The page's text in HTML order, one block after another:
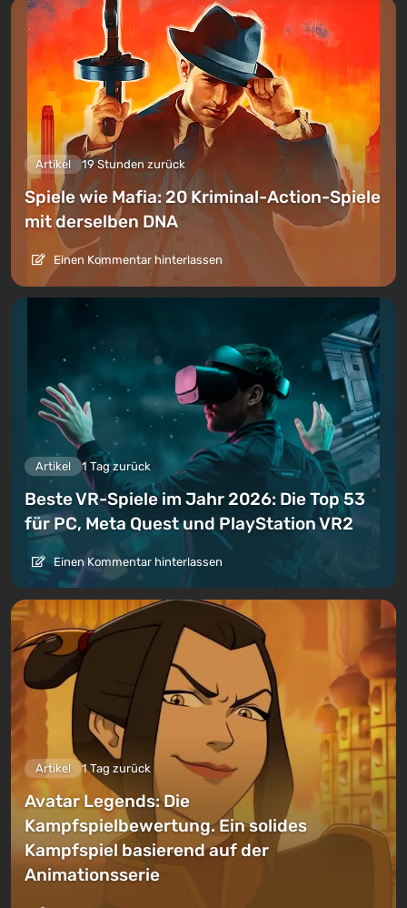
Artikel 19 Stunden zurück
Spiele wie Mafia: 20 Kriminal-Action-Spiele
mit derselben DNA
Einen Kommentar hinterlassen
Artikel 1 Tag zurück
Beste VR-Spiele im Jahr 2026: Die Top 53
für PC, Meta Quest und PlayStation VR2
Einen Kommentar hinterlassen
Artikel 1 Tag zurück
Avatar Legends: Die
Kampfspielbewertung. Ein solides
Kampfspiel basierend auf der
Animationsserie